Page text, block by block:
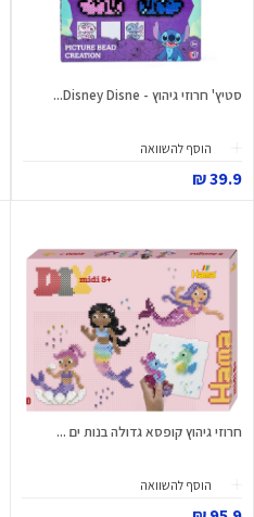
סטיץ' חרוזי גיהוץ - Disney Disne...
הוסף להשוואה
39.9 ₪
חרוזי גיהוץ קופסא גדולה בנות ים ...
הוסף להשוואה